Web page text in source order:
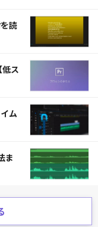
読
ス
ム
ま